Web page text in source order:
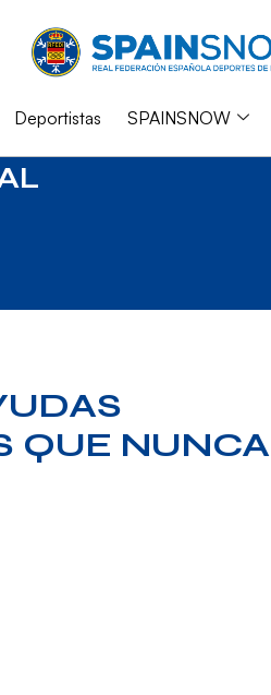
Deportistas SPAINSNOW
QUE NUNCA